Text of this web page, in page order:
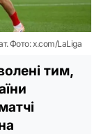
Фото: x.com/LaLiga
тим,